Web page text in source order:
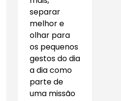
separar
melhor e
olhar para
os pequenos
gestos do dia
a dia como
parte de
uma missão